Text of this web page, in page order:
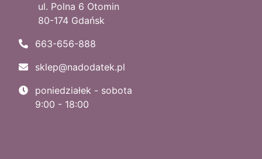
ul. Polna 6 Otomin
80-174 Gdańsk
663-656-888
sklep@nadodatek.pl
poniedziałek - sobota
9:00 - 18:00